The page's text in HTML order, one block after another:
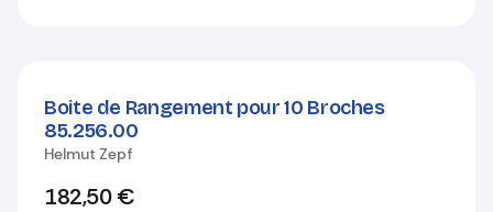
Boite de Rangement pour 10 Broches
85.256.00
Helmut Zepf
182,50€